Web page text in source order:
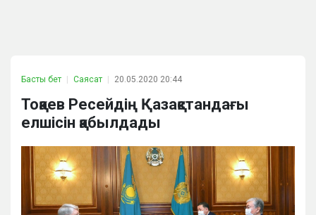
Басты бет Саясат 20.05.2020 20:44
Тоқаев Ресейдің Қазақстандағы
елшісін қабылдады